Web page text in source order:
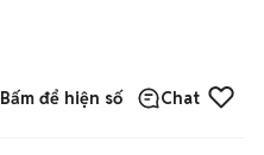
Bấm để hiện số Chat